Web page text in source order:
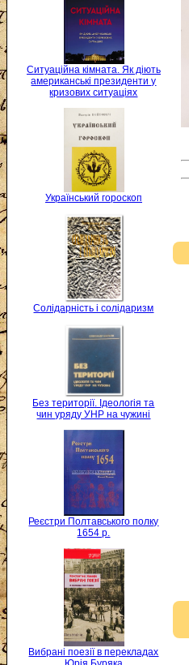
Ситуаційна кімната. Як діють
американські президенти у
кризових ситуаціях
Український гороскоп
Солідарність і солідаризм
Без території. Ідеологія та
чин уряду УНР на чужині
Реєстри Полтавського полку
1654 р.
Вибрані поезії в перекладах